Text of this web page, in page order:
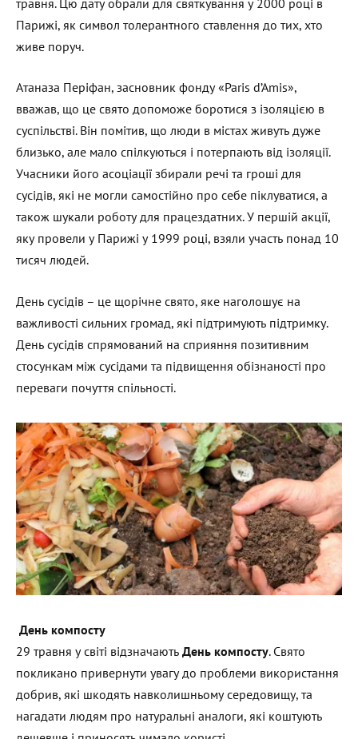
Парижі, як символ толерантного ставлення до тих, хто
живе поруч.
Атаназа Періфан, засновник фонду «Paris d’Amis»,
вважав, що це свято допоможе боротися з ізоляцією в
суспільстві. Він помітив, що люди в містах живуть дуже
близько, але мало спілкуються і потерпають від ізоляції.
Учасники його асоціації збирали речі та гроші для
сусідів, які не могли самостійно про себе піклуватися, а
також шукали роботу для працездатних. У першій акції,
яку провели у Парижі у 1999 році, взяли участь понад 10
тисяч людей.
День сусідів – це щорічне свято, яке наголошує на
важливості сильних громад, які підтримують підтримку.
День сусідів спрямований на сприяння позитивним
стосункам між сусідами та підвищення обізнаності про
переваги почуття спільності.
День компосту
29 травня у світі відзначають День компосту. Свято
покликано привернути увагу до проблеми використання
добрив, які шкодять навколишньому середовищу, та
нагадати людям про натуральні аналоги, які коштують